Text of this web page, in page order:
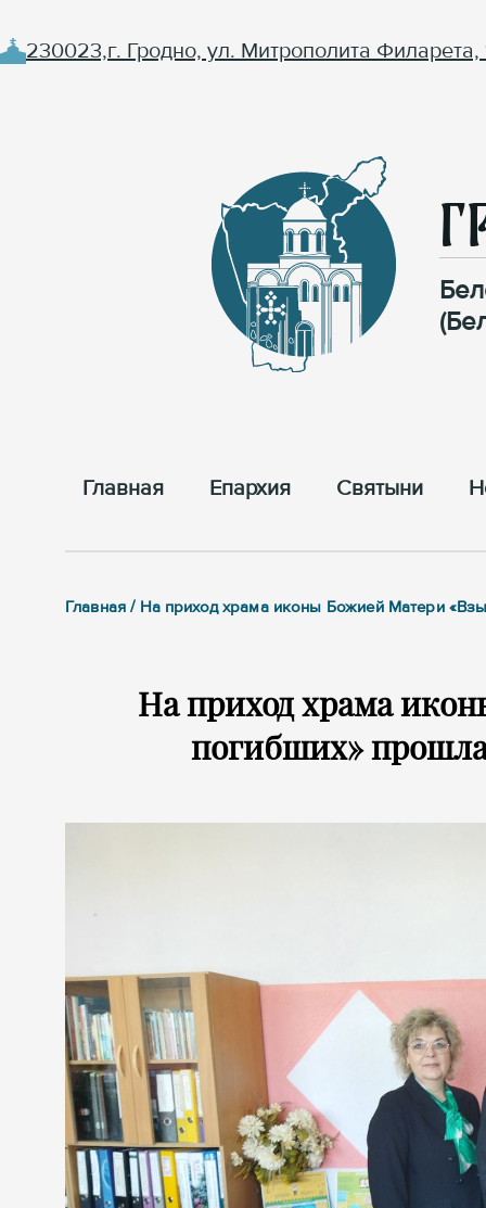
230023,г. Гродно, ул. Митрополита Филарета,
Главная Епархия Cвятыни
Главная / На приход храма иконы Божией Матери
На приход храма
погибших»